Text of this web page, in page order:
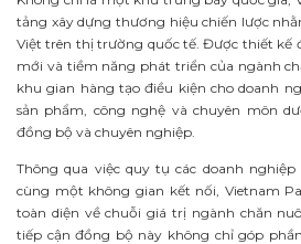
tảng xây dựng thương hiệu chiến lược
Việt trên thị trường quốc tế. Được thiết kế
mới và tiềm năng phát triển của ngành
khu gian hàng tạo điều kiện cho doanh
sản phẩm, công nghệ và chuyên môn
đồng bộ và chuyên nghiệp.
Thông qua việc quy tụ các doanh
cùng một không gian kết nối, Vietnam
toàn diện về chuỗi giá trị ngành chăn
tiếp cận đồng bộ này không chỉ góp